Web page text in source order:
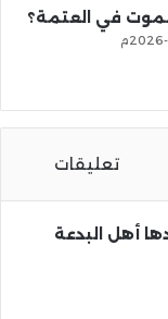
في العتمة؟
تعليقات
أهل البدعة